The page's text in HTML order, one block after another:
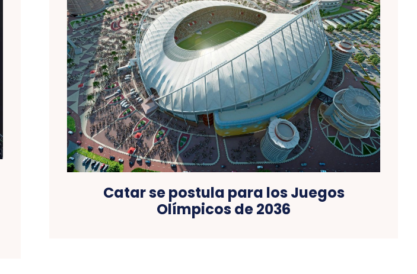
Catar se postula para los Juegos
Olímpicos de 2036